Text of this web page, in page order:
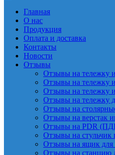
Главная
О нас
Продукция
Оплата и доставка
Контакты
Новости
Отзывы
Отзывы на тележку
Отзывы на тележку
Отзывы на тележку
Отзывы на тележку
Отзывы на
Отзывы на верстак
Отзывы на PDR
Отзывы на
Отзывы на ящик для
Отзывы на станцию